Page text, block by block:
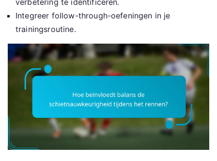
verbetering te identificeren.
Integreer follow-through-oefeningen in je
trainingsroutine.